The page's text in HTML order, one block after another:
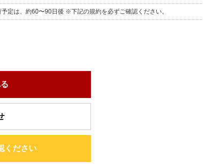
定は、約60〜90日後 ※下記の規約を必ずご確認ください。
ください